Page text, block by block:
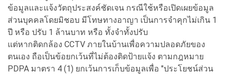
ข้อมูลและแจ้งวัตถุประสงค์ชัดเจน กรณีใช้หรือเปิดเผยข้อมูล
ส่วนบุคคลโดยมิชอบ มีโทษทางอาญา เป็นการจำคุกไม่เกิน 1
ปี หรือ ปรับ 1 ล้านบาท หรือ ทั้งจำทั้งปรับ
แต่หากติดกล้อง CCTV ภายในบ้านเพื่อความปลอดภัยของ
ตนเอง ถือเป็นข้อยกเว้นที่ไม่ต้องติดป้ายแจ้ง ตามกฎหมาย
PDPA มาตรา 4 (1) ยกเว้นการเก็บข้อมูลเพื่อ "ประโยชน์ส่วน